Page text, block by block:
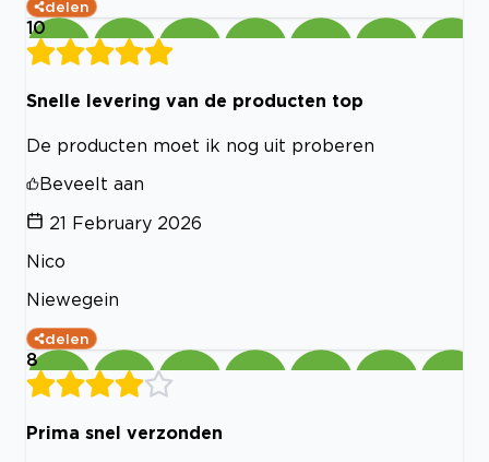
delen
10
Snelle levering van de producten top
De producten moet ik nog uit proberen
Beveelt aan
21 February 2026
Nico
Niewegein
delen
8
Prima snel verzonden